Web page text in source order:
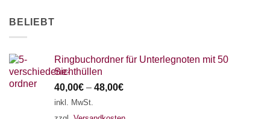
BELIEBT
Ringbuchordner für Unterlegnoten mit 50
Sichthüllen
40,00€ – 48,00€
inkl. MwSt.